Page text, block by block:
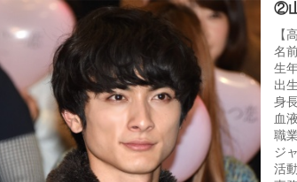
②
【
名
生
出
身
血
職
ジ
活